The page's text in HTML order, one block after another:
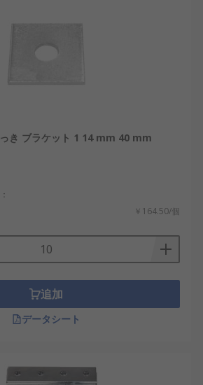
き ブラケット 1 14 mm 40 mm
￥164.50/個
追加
データシート